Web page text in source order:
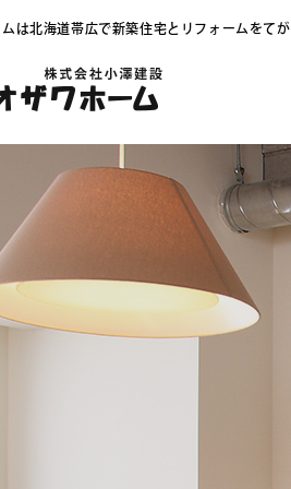
は北海道帯広で新築住宅とリフォームをて